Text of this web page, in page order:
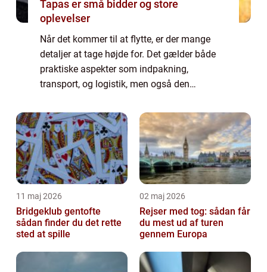
Tapas er små bidder og store
oplevelser
Når det kommer til at flytte, er der mange
detaljer at tage højde for. Det gælder både
praktiske aspekter som indpakning,
transport, og logistik, men også den
til ...
11 maj 2026
Bridgeklub gentofte
sådan finder du det rette
sted at spille
02 maj 2026
Rejser med tog: sådan får
du mest ud af turen
gennem Europa